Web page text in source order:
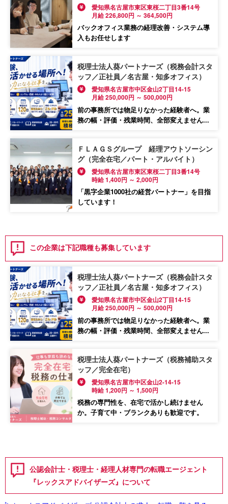
愛知県名古屋市東区東桜二丁目3番14号
月給 226,800円 ～ 364,500円
バックオフィス業務の経理改善・システム導
入もお任せします
税理士法人葵パートナーズ（税務会計スタ
ッフ／正社員／名古屋・知多オフィス）
愛知県名古屋市中区金山2丁目14-15
月給 250,000円 ～ 500,000円
前の事務所では物足りなかった経験者へ。業
務の幅・評価・残業時間、全部変えません...
ＦＬＡＧＳグループ 経理アウトソーシン
グ（完全在宅／パート・アルバイト）
愛知県名古屋市東区東桜二丁目3番14号
時給 1,400円 ～ 2,000円
「黒字企業1000社の経営パートナー」を目指
しています！
この企業は下記職種も募集しています
税理士法人葵パートナーズ（税務会計スタ
ッフ／正社員／名古屋・知多オフィス）
愛知県名古屋市中区金山2丁目14-15
月給 250,000円 ～ 500,000円
前の事務所では物足りなかった経験者へ。業
務の幅・評価・残業時間、全部変えません...
税理士法人葵パートナーズ（税務補助スタ
ッフ／完全在宅）
愛知県名古屋市中区金山2-14-15
時給 1,200円 ～ 1,500円
税務の専門性を、在宅で活かし続けません
か。子育て中・ブランクありも歓迎です。
公認会計士・税理士・経理人材専門の転職エージェント
『レックスアドバイザーズ』について